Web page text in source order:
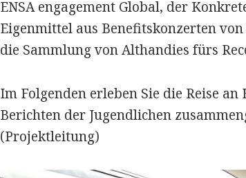
ENSA engagement Global, der
Eigenmittel aus Benefitskonzerten
die Sammlung von Althandies fürs
Im Folgenden erleben Sie die Reise
Berichten der Jugendlichen
(Projektleitung)